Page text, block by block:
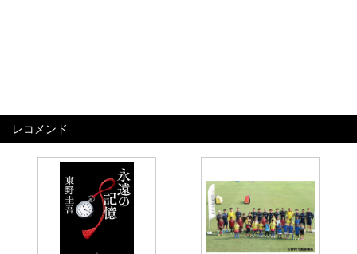
レコメンド